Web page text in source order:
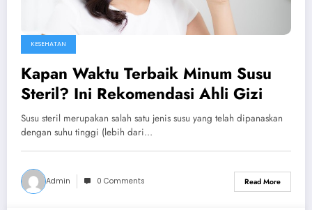
KESEHATAN
Kapan Waktu Terbaik Minum Susu
Steril? Ini Rekomendasi Ahli Gizi
Susu steril merupakan salah satu jenis susu yang telah dipanaskan
dengan suhu tinggi (lebih dari…
Admin 0 Comments Read More